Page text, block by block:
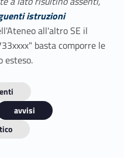
istruzioni
all'altro SE il
basta comporre le
esteso.
avvisi